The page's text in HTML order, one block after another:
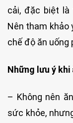
cải, đặc biệt là
Nên tham
chế độ ăn uống
Những lưu ý khi
– Không nên
sức khỏe,